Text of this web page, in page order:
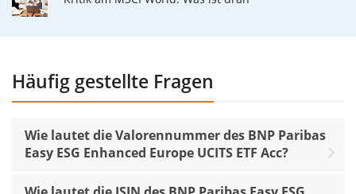
Häufig gestellte Fragen
Wie lautet die Valorennummer des BNP Paribas
Easy ESG Enhanced Europe UCITS ETF Acc?